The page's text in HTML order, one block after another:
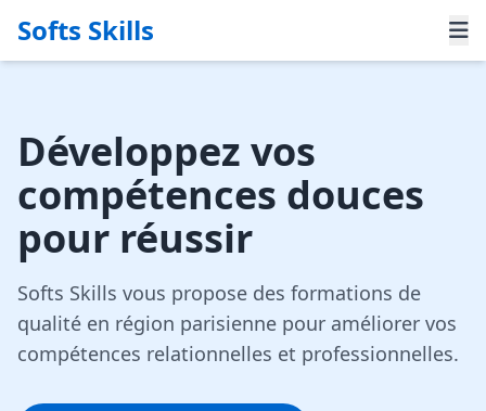
Softs Skills
Développez vos
compétences douces
pour réussir
Softs Skills vous propose des formations de
qualité en région parisienne pour améliorer vos
compétences relationnelles et professionnelles.